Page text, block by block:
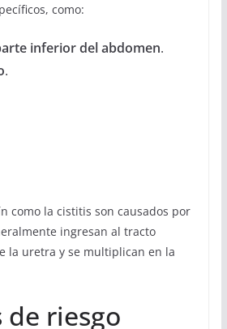
como:
inferior del abdomen.
.
como la cistitis son causados por
ingresan al tracto
la uretra y se multiplican en la
de riesgo